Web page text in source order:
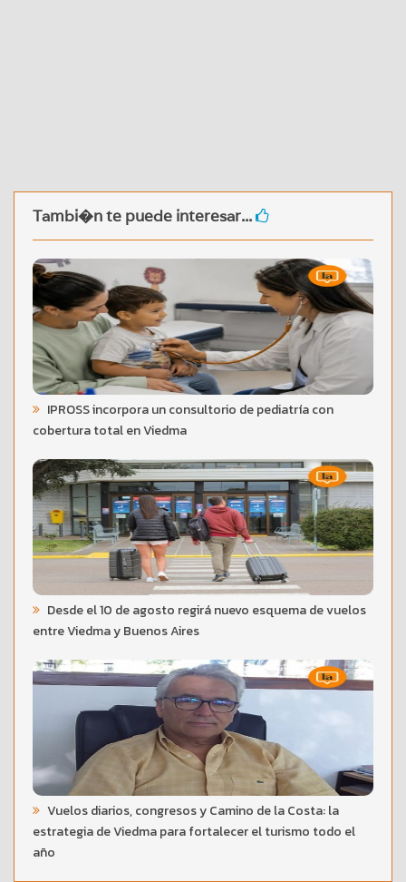
Tambi�n te puede interesar...
IPROSS incorpora un consultorio de pediatría con
cobertura total en Viedma
Desde el 10 de agosto regirá nuevo esquema de vuelos
entre Viedma y Buenos Aires
Vuelos diarios, congresos y Camino de la Costa: la
estrategia de Viedma para fortalecer el turismo todo el
año